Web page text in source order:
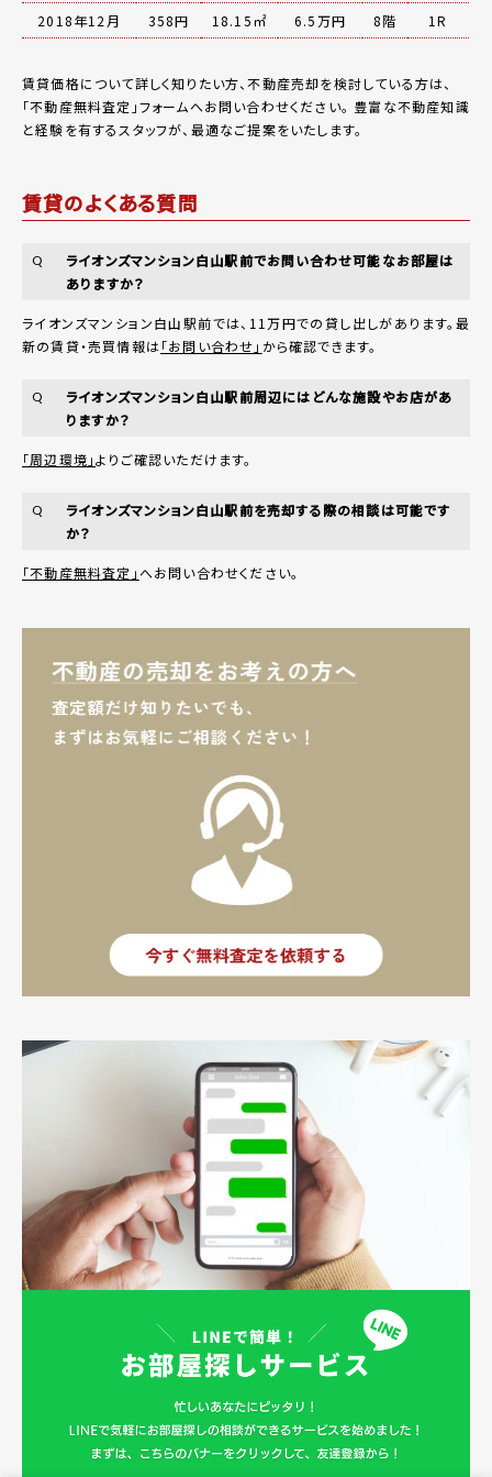
2018年12月
358円 18.15㎡ 6.5万円 8階 1R
賃貸価格について詳しく知りたい方、不動産売却を検討している方は、
「不動産無料査定 」フォームへお問い合わせください。 豊富な不動産知識
と経験を有するスタッフが、最適なご提案をいたします。
賃貸のよくある質問
Q
ライオンズマンション白山駅前でお問い合わせ可能なお部屋は
ありますか？
ライオンズマンション白山駅前では、11万円での貸し出しがあります。最
新の賃貸・売買情報は「お問い合わせ」 から確認できます。
Q
ライオンズマンション白山駅前周辺にはどんな施設やお店があ
りますか？
「周辺環境」よりご確認いただけます。
Q
ライオンズマンション白山駅前を売却する際の相談は可能です
か？
「不動産無料査定」へお問い合わせください。